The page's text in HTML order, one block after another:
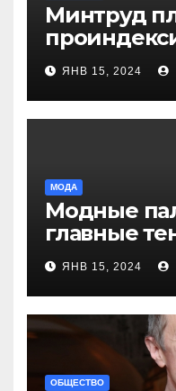
Минтруд
более 40
ЯНВ 15, 2024
МОДА
Модные
главные
новинок
ЯНВ 15, 2024
ОБЩЕСТВО